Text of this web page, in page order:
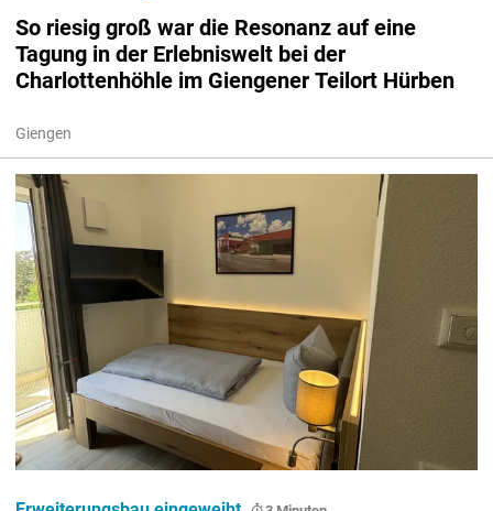
So riesig groß war die Resonanz auf eine
Tagung in der Erlebniswelt bei der
Charlottenhöhle im Giengener Teilort Hürben
Giengen